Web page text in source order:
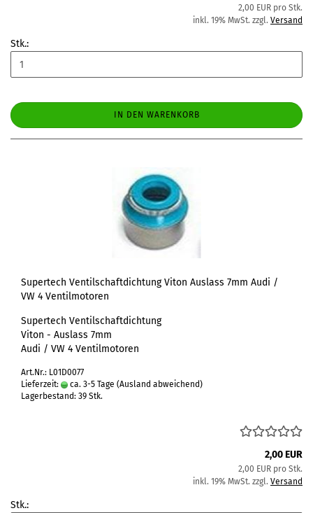
2,00 EUR pro Stk.
inkl. 19% MwSt. zzgl. Versand
Stk.:
IN DEN WARENKORB
Supertech Ventilschaftdichtung Viton Auslass 7mm Audi /
VW 4 Ventilmotoren
Supertech Ventilschaftdichtung
Viton - Auslass 7mm
Audi / VW 4 Ventilmotoren
Art.Nr.: L01D0077
Lieferzeit:
ca. 3-5 Tage (Ausland abweichend)
Lagerbestand: 39 Stk.
2,00 EUR
2,00 EUR pro Stk.
inkl. 19% MwSt. zzgl. Versand
Stk.: